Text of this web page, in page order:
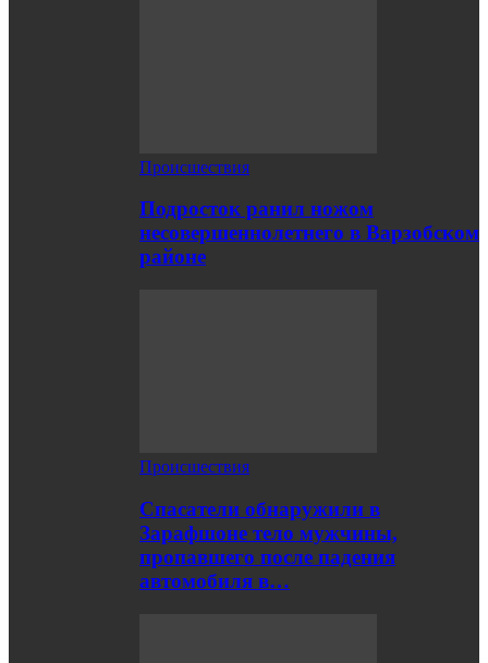
Происшествия
Подросток ранил ножом
несовершеннолетнего в Варзобском
районе
Происшествия
Спасатели обнаружили в
Зарафшоне тело мужчины,
пропавшего после падения
автомобиля в…